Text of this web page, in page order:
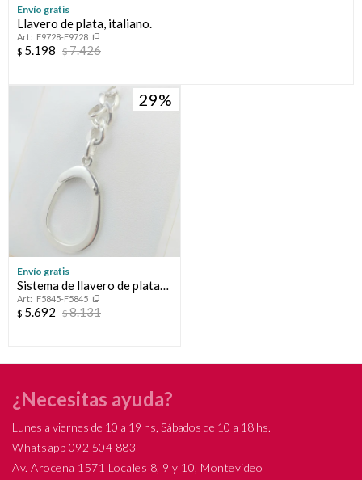
Envío gratis
Llavero de plata, italiano.
F9728-F9728
$ 5.198 $7.426
29
Envío gratis
Sistema de llavero de plata
925, medidas largo 3,6cm
ancho 2,8cm, eslabón
F5845-F5845
$ 5.692 $8.131
¿Necesitas ayuda?
Lunes a viernes de 10 a 19 hs, Sábados de 10 a 18 hs.
Whatsapp 092 504 883
Av. Arocena 1571 Locales 8, 9 y 10, Montevideo